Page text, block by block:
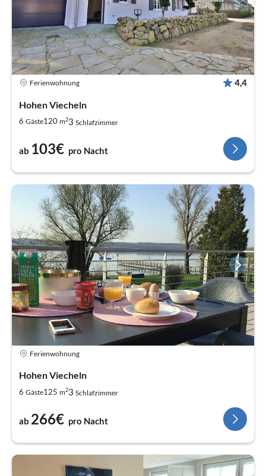
Ferienwohnung 4,4
Hohen Viecheln
6 Gäste120 m23 Schlafzimmer
ab 103€ pro Nacht
Ferienwohnung
Hohen Viecheln
6 Gäste125 m23 Schlafzimmer
ab 266€ pro Nacht